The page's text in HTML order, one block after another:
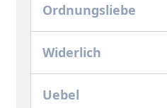
Ordnungsliebe
Widerlich
Uebel